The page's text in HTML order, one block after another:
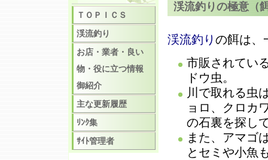
渓流釣りの極意（
渓流釣り の餌は、
市販されてい
ドウ虫。
川で取れる虫
ョロ、クロカ
の石裏を探し
また、アマゴ
とセミや小魚
ＴＯＰＩＣＳ
渓流釣り
お店・業者・良い
物・役に立つ情報
御紹介
主な更新履歴
ﾘﾝｸ集
ｻｲﾄ管理者